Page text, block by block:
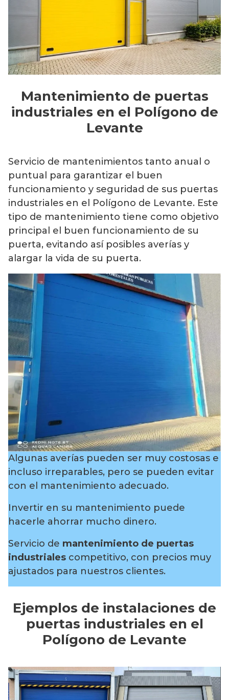
Mantenimiento de puertas
industriales en el Polígono de
Levante
Servicio de mantenimientos tanto anual o
puntual para garantizar el buen
funcionamiento y seguridad de sus puertas
industriales en el Polígono de Levante. Este
tipo de mantenimiento tiene como objetivo
principal el buen funcionamiento de su
puerta, evitando así posibles averías y
alargar la vida de su puerta.
Algunas averías pueden ser muy costosas e
incluso irreparables, pero se pueden evitar
con el mantenimiento adecuado.
Invertir en su mantenimiento puede
hacerle ahorrar mucho dinero.
Servicio de mantenimiento de puertas
industriales competitivo, con precios muy
ajustados para nuestros clientes.
Ejemplos de instalaciones de
puertas industriales en el
Polígono de Levante